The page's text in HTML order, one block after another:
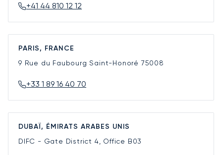
+41 44 810 12 12
PARIS, FRANCE
9 Rue du Faubourg Saint-Honoré 75008
+33 1 89 16 40 70
DUBAÏ, ÉMIRATS ARABES UNIS
DIFC - Gate District 4, Office B03